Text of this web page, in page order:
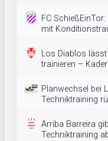
FC
mit
Los Diablos
trainieren –
Planwechsel bei
Techniktraining
Arriba Barreira
Techniktraining